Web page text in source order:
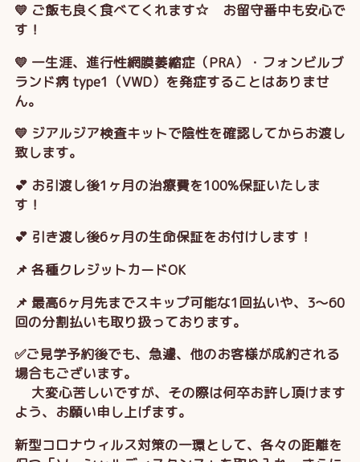
💛 ご飯も良く食べてくれます☆ お留守番中も安心で
す！
💛 一生涯、進行性網膜萎縮症（PRA）・フォンビルブ
ランド病 type1（VWD）を発症することはありませ
ん。
💛 ジアルジア検査キットで陰性を確認してからお渡し
致します。
💕 お引渡し後1ヶ月の治療費を100%保証いたしま
す！
💕 引き渡し後6ヶ月の生命保証をお付けします！
📌 各種クレジットカードOK
📌 最高6ヶ月先までスキップ可能な1回払いや、3～60
回の分割払いも取り扱っております。
✅ご見学予約後でも、急遽、他のお客様が成約される
場合もございます。
大変心苦しいですが、その際は何卒お許し頂けます
よう、お願い申し上げます。
新型コロナウィルス対策の一環として、各々の距離を